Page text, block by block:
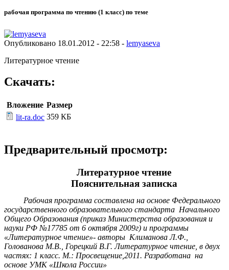
рабочая программа по чтению (1 класс) по теме
Опубликовано 18.01.2012 - 22:58 - lemyaseva
Литературное чтение
Скачать:
Вложение Размер
lit-ra.doc 359 КБ
Предварительный просмотр:
Литературное чтение
Пояснительная записка
Рабочая программа составлена на основе Федерального
государственного образовательного стандарта Начального
Общего Образования (приказ Министерства образования и
науки РФ №17785 от 6 октября 2009г) и программы
«Литературное чтение»- авторы Климанова Л.Ф.,
Голованова М.В., Горецкий В.Г. Литературное чтение, в двух
частях: 1 класс. М.: Просвещение,2011. Разработана на
основе УМК «Школа России»